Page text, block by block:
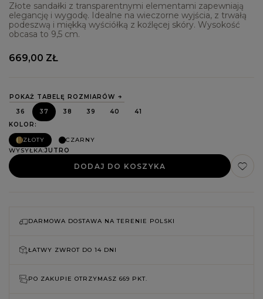
Złote sandałki z transparentnymi elementami zapewniają
elegancję i wygodę. Idealne na wieczorne wyjścia, z trwałą
podeszwą i miękką wyściółką z koźlęcej skóry. Wysokość
obcasa to 9,5 cm.
POKAŻ TABELĘ ROZMIARÓW
36
37 38 39 40
41
KOLOR
ZŁOTY
CZARNY
WYSYŁKA JUTRO
DODAJ DO KOSZYKA
669,00 ZŁ
DARMOWA DOSTAWA NA TERENIE POLSKI
ŁATWY ZWROT DO 14 DNI
PO ZAKUPIE OTRZYMASZ 669 PKT.